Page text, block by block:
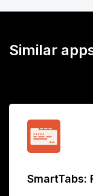
Similar
SmartTabs: